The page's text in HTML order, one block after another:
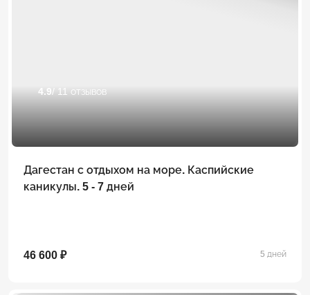
4.9 / 11 отзывов
Дагестан с отдыхом на море. Каспийские
каникулы. 5 - 7 дней
46 600 ₽ 5 дней